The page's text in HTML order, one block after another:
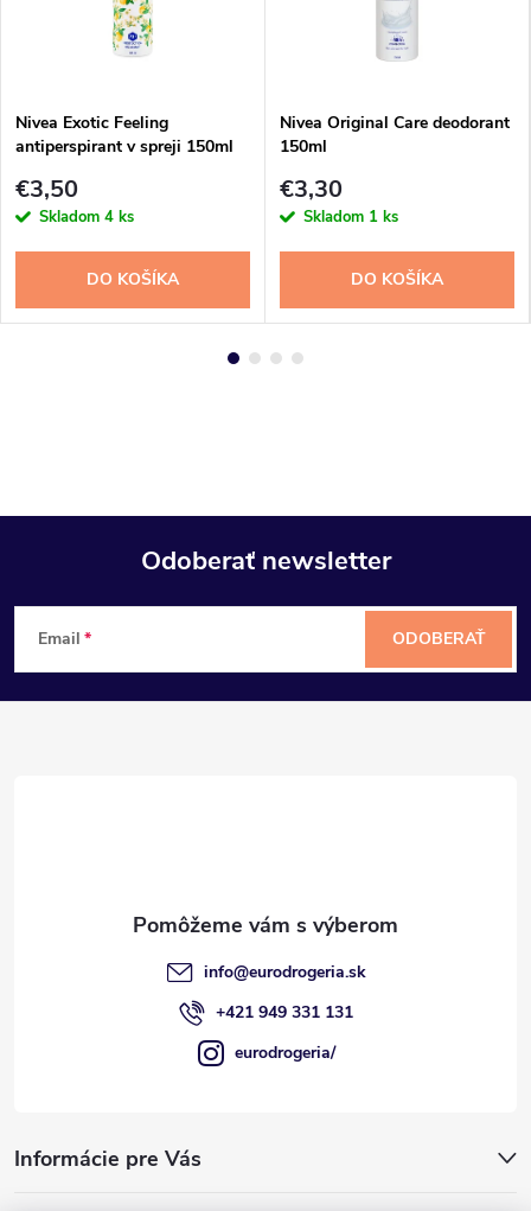
Nivea Exotic Feeling
antiperspirant v spreji 150ml
€3,50
Skladom 4 ks
DO KOŠÍKA
Nivea Original Care deodorant
150ml
€3,30
Skladom 1 ks
DO KOŠÍKA
Z
á
Odoberať newsletter
Email ODOBERAŤ
Informácie pre Vás
info@eurodrogeria.sk
+421 949 331 131
eurodrogeria/